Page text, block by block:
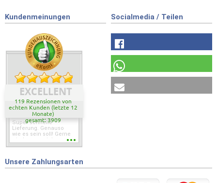
Kundenmeinungen
EXCELLENT
119 Rezensionen von
echten Kunden (letzte 12
Monate)
gesamt: 3909
Super schnelle
Lieferung. Genauso
wie es sein soll! Gerne
wieder wenn ich was
Socialmedia / Teilen
Unsere Zahlungsarten